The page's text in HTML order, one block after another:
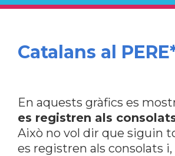
Catalans al
En aquests gràfics es
es registren als
Això no vol dir que siguin
es registren als consolats